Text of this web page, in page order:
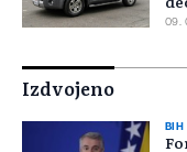
09.
Izdvojeno
BIH